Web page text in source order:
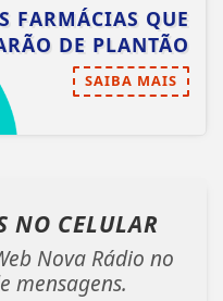
FARMÁCIAS QUE
DE PLANTÃO
SAIBA MAIS
NO CELULAR
Nova Rádio no
mensagens.